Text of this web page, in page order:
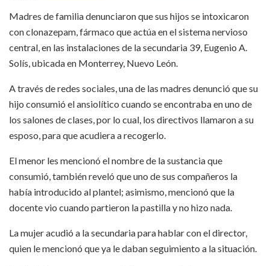
Madres de familia denunciaron que sus hijos se intoxicaron
con clonazepam, fármaco que actúa en el sistema nervioso
central, en las instalaciones de la secundaria 39, Eugenio A.
Solís, ubicada en Monterrey, Nuevo León.
A través de redes sociales, una de las madres denunció que su
hijo consumió el ansiolítico cuando se encontraba en uno de
los salones de clases, por lo cual, los directivos llamaron a su
esposo, para que acudiera a recogerlo.
El menor les mencionó el nombre de la sustancia que
consumió, también reveló que uno de sus compañeros la
había introducido al plantel; asimismo, mencionó que la
docente vio cuando partieron la pastilla y no hizo nada.
La mujer acudió a la secundaria para hablar con el director,
quien le mencionó que ya le daban seguimiento a la situación.